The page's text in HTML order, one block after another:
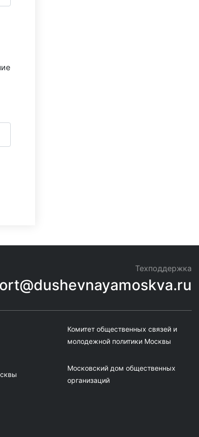
Техподдержка
Комитет общественных связей и
молодежной политики Москвы
Московский дом общественных
организаций